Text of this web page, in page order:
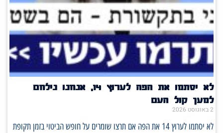
לא יסתמו את הפה לערוץ 14, אנחנו נילחם
למען קול העם
2 באוגוסט 2026
לא יסתמו לערוץ 14 את הפה אם תרצו שומרים על חופש הביטוי בזמן תקופת